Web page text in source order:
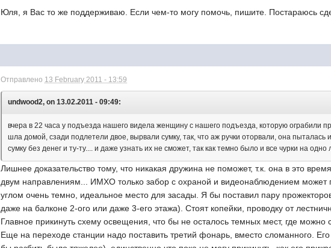
Юля, я Вас то же поддерживаю. Если чем-то могу помочь, пишите. Постараюсь
Отправлено 13 February 2011 - 13:59
undwood2, on 13.02.2011 - 09:49:
вчера в 22 часа у подъезда нашего видела женщину с нашего подъезда, которую ограбили
шла домой, сзади подлетели двое, вырвали сумку, так, что аж ручки оторвали, она пыталась
сумку без денег и ту-ту.... и даже узнать их не сможет, так как темно было и все чурки на одно
Лишнее доказательство тому, что никакая дружина не поможет, т.к. она в это
двум направлениям... ИМХО только забор с охраной и видеонаблюдением может
углом очень темно, идеальное место для засады. Я бы поставил пару
даже на балконе 2-ого или даже 3-его этажа). Стоят копейки, проводку от
Главное прикинуть схему освещения, что бы не осталось темных мест, где можно
Еще на переходе станции надо поставить третий фонарь, вместо сломанного.